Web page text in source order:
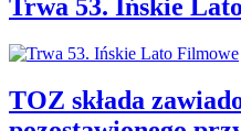
Trwa 53. Ińskie
TOZ składa